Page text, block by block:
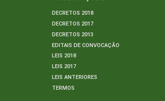
DECRETOS 2018
DECRETOS 2017
DECRETOS 2013
EDITAIS DE CONVOCAÇÃO
LEIS 2018
LEIS 2017
LEIS ANTERIORES
TERMOS